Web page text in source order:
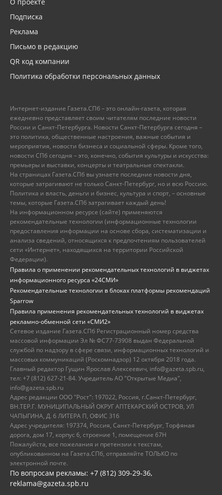
Подписка
Реклама
Письмо в редакцию
QR код компании
Политика обработки персональных данных
Интернет-издание Газета.СПб – это онлайн-газета, которая
ежедневно представляет своим читателям последние новости
России и Санкт-Петербурга. Новости Санкт-Петербурга сегодня –
это политика, общественные настроения, важные события и
мероприятия, новости бизнеса и социальной сферы. Кроме того,
новости СПб сегодня – это, конечно, события культуры и искусства:
премьеры и выставки, концерты и театральные спектакли.
На страницах Газета.СПб вы узнаете последние новости дня,
которые затрагивают не только Санкт-Петербург, но и всю Россию.
Политика и власть, деньги и бизнес, культура и спорт, – основные
темы, которые Газета.СПб затрагивает каждый день!
На информационном ресурсе (сайте) применяются
рекомендательные технологии (информационные технологии
предоставления информации на основе сбора, систематизации и
анализа сведений, относящихся к предпочтениям пользователей
сети «Интернет», находящихся на территории Российской
Федерации).
Правила о применении рекомендательных технологий в виджетах
информационного ресурса «24СМИ»
Рекомендательные технологии в блоках платформы рекомендаций
Sparrow
Правила применения рекомендательных технологий в виджетах
рекламно-обменной сети «СМИ2»
Сетевое издание Газета.СПб Регистрационный номер средства
массовой информации Эл № ФС77-73908 выдан Федеральной
службой по надзору в сфере связи, информационных технологий и
массовых коммуникаций (Роскомнадзор) 12 октября 2018 года.
Главный редактор Гущин Ярослав Алексеевич, info@gazeta.spb.ru,
тел: +7 (812) 627-21-84. Учредитель АО "Открытые Медиа",
info@gazeta.spb.ru
Адрес редакции ООО "Рост": 197022, Россия, г.Санкт-Петербург,
ВН.ТЕР.Г. МУНИЦИПАЛЬНЫЙ ОКРУГ АПТЕКАРСКИЙ ОСТРОВ, УЛ
ЧАПЫГИНА, Д. 6 ЛИТЕРА П, ОФИС 316
Адрес учредителя: 197374, Россия, Санкт-Петербург, Торфяная
дорога, дом 17, корпус 6, строение 1, помещение 67Н
Пожалуйста, все пожелания и претензии к текстам,
опубликованном на Газета.СПб, отправляйте ТОЛЬКО по
электронной почте.
По вопросам рекламы: +7 (812) 309-29-36,
reklama@gazeta.spb.ru